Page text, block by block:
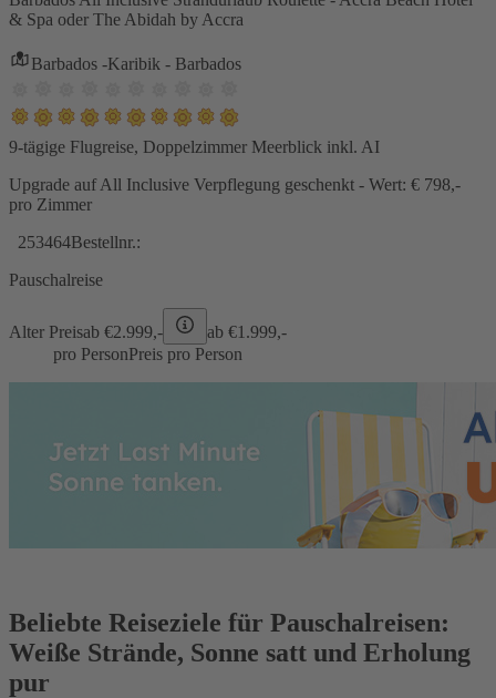
& Spa oder The Abidah by Accra
Barbados -Karibik - Barbados
9-tägige Flugreise, Doppelzimmer Meerblick inkl. AI
Upgrade auf All Inclusive Verpflegung geschenkt - Wert: € 798,-
pro Zimmer
253464Bestellnr.:
Pauschalreise
Alter Preisab €2.999,- ab €1.999,-
pro PersonPreis pro Person
Beliebte Reiseziele für Pauschalreisen:
Weiße Strände, Sonne satt und Erholung
pur